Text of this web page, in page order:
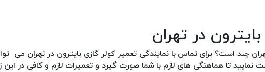
در تهران
چند است؟ برای تماس با نمایندگی تعمیر کولر گازی بایترون در تهران می
خود را ثبت نمایید تا هماهنگی های لازم با شما صورت گیرد و تعمیرات لازم و کافی در